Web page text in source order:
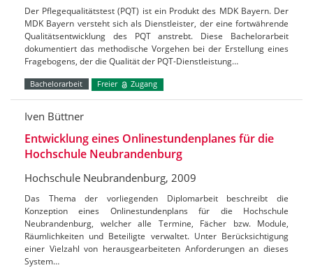
Der Pflegequalitätstest (PQT) ist ein Produkt des MDK Bayern. Der
MDK Bayern versteht sich als Dienstleister, der eine fortwährende
Qualitätsentwicklung des PQT anstrebt. Diese Bachelorarbeit
dokumentiert das methodische Vorgehen bei der Erstellung eines
Fragebogens, der die Qualität der PQT-Dienstleistung…
Bachelorarbeit Freier Zugang
Iven Büttner
Entwicklung eines Onlinestundenplanes für die
Hochschule Neubrandenburg
Hochschule Neubrandenburg, 2009
Das Thema der vorliegenden Diplomarbeit beschreibt die
Konzeption eines Onlinestundenplans für die Hochschule
Neubrandenburg, welcher alle Termine, Fächer bzw. Module,
Räumlichkeiten und Beteiligte verwaltet. Unter Berücksichtigung
einer Vielzahl von herausgearbeiteten Anforderungen an dieses
System…